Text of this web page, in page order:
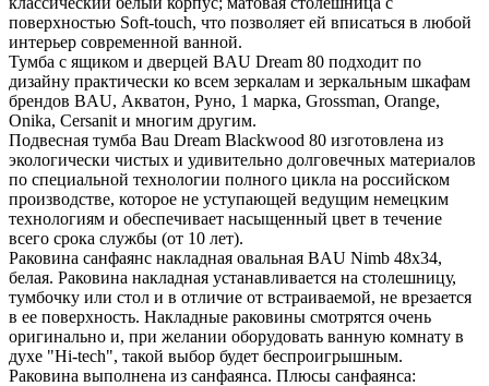
поверхностью Soft-touch, что позволяет ей вписаться в любой
интерьер современной ванной.
Тумба с ящиком и дверцей BAU Dream 80 подходит по
дизайну практически ко всем зеркалам и зеркальным шкафам
брендов BAU, Акватон, Руно, 1 марка, Grossman, Orange,
Onika, Cersanit и многим другим.
Подвесная тумба Bau Dream Blackwood 80 изготовлена из
экологически чистых и удивительно долговечных материалов
по специальной технологии полного цикла на российском
производстве, которое не уступающей ведущим немецким
технологиям и обеспечивает насыщенный цвет в течение
всего срока службы (от 10 лет).
Раковина санфаянс накладная овальная BAU Nimb 48х34,
белая. Раковина накладная устанавливается на столешницу,
тумбочку или стол и в отличие от встраиваемой, не врезается
в ее поверхность. Накладные раковины смотрятся очень
оригинально и, при желании оборудовать ванную комнату в
духе "Hi-tech", такой выбор будет беспроигрышным.
Раковина выполнена из санфаянса. Плюсы санфаянса: